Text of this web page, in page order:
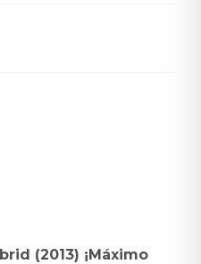
(2013) ¡Máximo